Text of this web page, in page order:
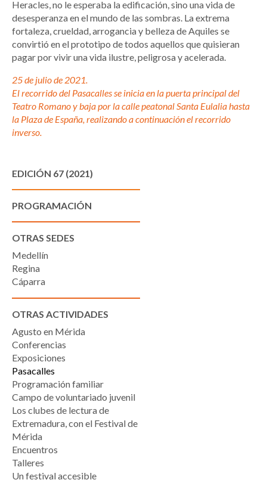
Heracles, no le esperaba la edificación, sino una vida de
desesperanza en el mundo de las sombras. La extrema
fortaleza, crueldad, arrogancia y belleza de Aquiles se
convirtió en el prototipo de todos aquellos que quisieran
pagar por vivir una vida ilustre, peligrosa y acelerada.
25 de julio de 2021.
El recorrido del Pasacalles se inicia en la puerta principal del
Teatro Romano y baja por la calle peatonal Santa Eulalia hasta
la Plaza de España, realizando a continuación el recorrido
inverso.
EDICIÓN 67 (2021)
PROGRAMACIÓN
OTRAS SEDES
Medellín
Regina
Cáparra
OTRAS ACTIVIDADES
Agusto en Mérida
Conferencias
Exposiciones
Pasacalles
Programación familiar
Campo de voluntariado juvenil
Los clubes de lectura de
Extremadura, con el Festival de
Mérida
Encuentros
Talleres
Un festival accesible